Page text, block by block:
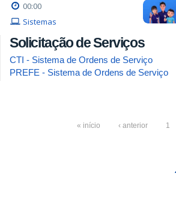
00:00
Sistemas
Solicitação de Serviços
CTI - Sistema de Ordens de Serviço
PREFE - Sistema de Ordens de Serviço
« início ‹ anterior 1